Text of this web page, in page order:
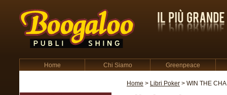
Home Chi Siamo Greenpeace
Home > Libri Poker > WIN THE